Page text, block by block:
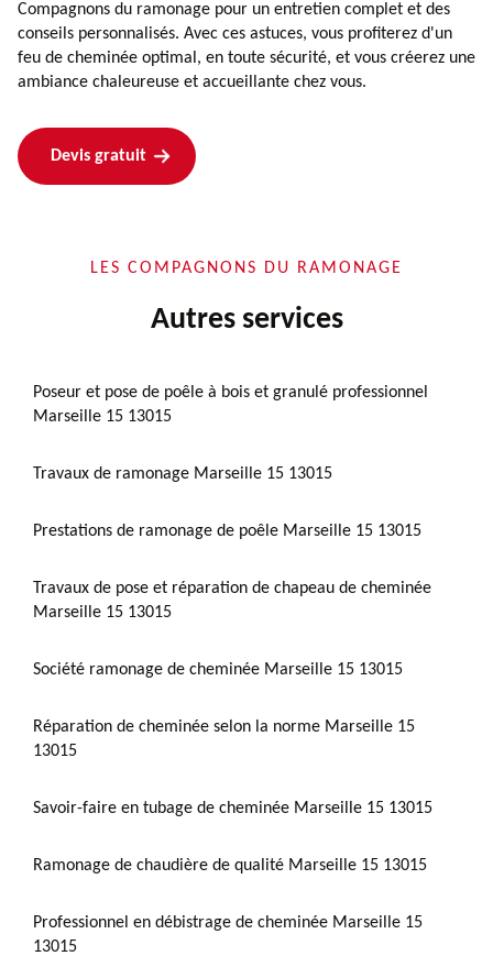
Compagnons du ramonage pour un entretien complet et des
conseils personnalisés. Avec ces astuces, vous profiterez d'un
feu de cheminée optimal, en toute sécurité, et vous créerez une
ambiance chaleureuse et accueillante chez vous.
Devis gratuit
LES COMPAGNONS DU RAMONAGE
Autres services
Poseur et pose de poêle à bois et granulé professionnel
Marseille 15 13015
Travaux de ramonage Marseille 15 13015
Prestations de ramonage de poêle Marseille 15 13015
Travaux de pose et réparation de chapeau de cheminée
Marseille 15 13015
Société ramonage de cheminée Marseille 15 13015
Réparation de cheminée selon la norme Marseille 15
13015
Savoir-faire en tubage de cheminée Marseille 15 13015
Ramonage de chaudière de qualité Marseille 15 13015
Professionnel en débistrage de cheminée Marseille 15
13015